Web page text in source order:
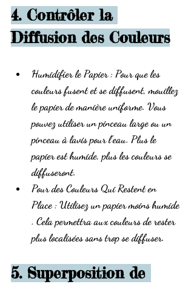
4. Contrôler la
Diffusion des Couleurs
Humidifier le Papier : Pour que les
couleurs fusent et se diffusent, mouillez
le papier de manière uniforme. Vous
pouvez utiliser un pinceau large ou un
pinceau à lavis pour l'eau. Plus le
papier est humide, plus les couleurs se
diffuseront.
Pour des Couleurs Qui Restent en
Place : Utilisez un papier moins humide
. Cela permettra aux couleurs de rester
plus localisées sans trop se diffuser.
5. Superposition de